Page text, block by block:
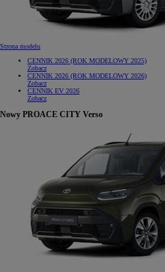
Strona modelu
CENNIK 2026 (ROK MODELOWY 2025)
Zobacz
CENNIK 2026 (ROK MODELOWY 2026)
Zobacz
CENNIK EV 2026
Zobacz
Nowy PROACE CITY Verso